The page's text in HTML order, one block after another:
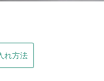
れ方法